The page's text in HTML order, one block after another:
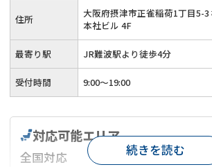
住所
大阪府摂津市正雀稲荷1丁目5-
本社ビル 4F
最寄り駅 JR難波駅より徒歩4分
受付時間 9:00～19:00
対応可能エリア
全国対応 続きを読む